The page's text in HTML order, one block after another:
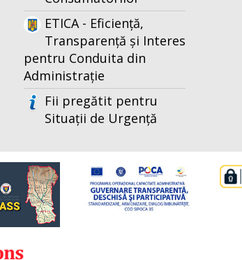
ETICA - Eficiență,
Transparență și Interes
pentru Conduita din
Administrație
Fii pregătit pentru
Situații de Urgență